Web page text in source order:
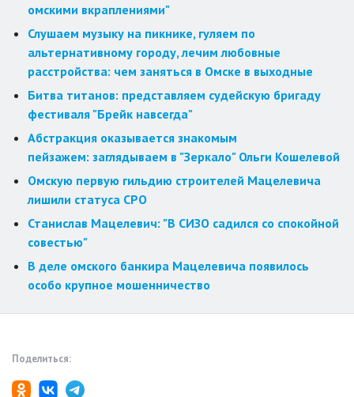
омскими вкраплениями"
Слушаем музыку на пикнике, гуляем по
альтернативному городу, лечим любовные
расстройства: чем заняться в Омске в выходные
Битва титанов: представляем судейскую бригаду
фестиваля "Брейк навсегда"
Абстракция оказывается знакомым
пейзажем: заглядываем в "Зеркало" Ольги Кошелевой
Омскую первую гильдию строителей Мацелевича
лишили статуса СРО
Станислав Мацелевич: "В СИЗО садился со спокойной
совестью"
В деле омского банкира Мацелевича появилось
особо крупное мошенничество
Поделиться: